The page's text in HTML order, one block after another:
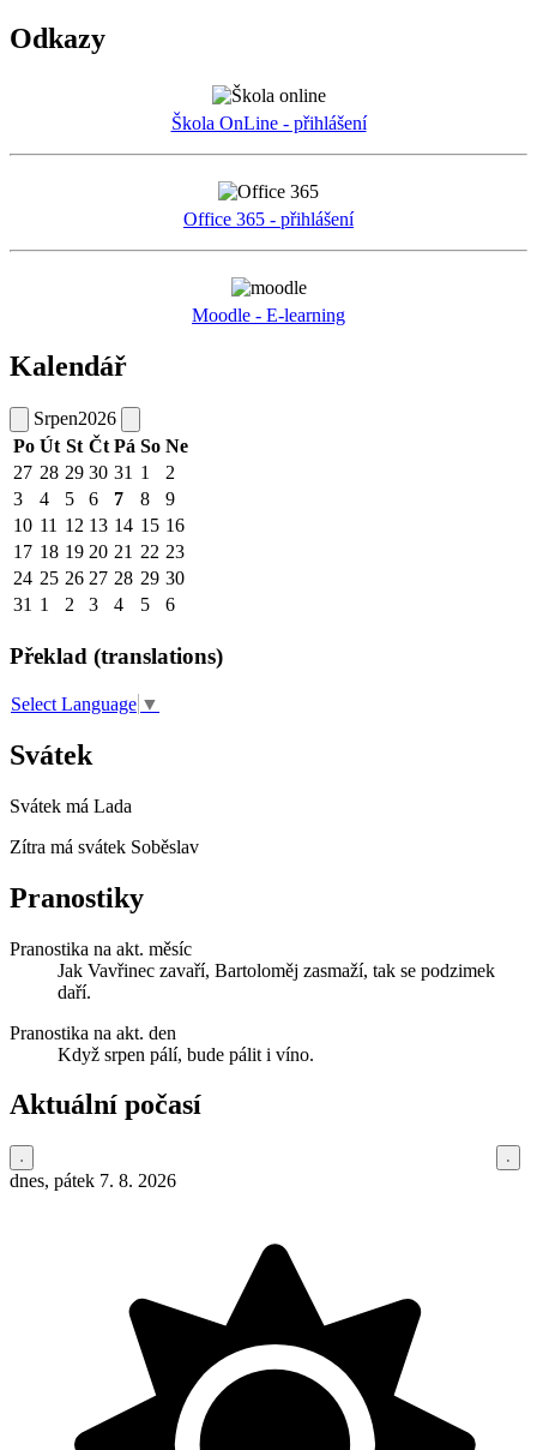
Odkazy
Škola OnLine - přihlášení
Office 365 - přihlášení
Moodle - E-learning
Kalendář
Srpen2026
Po Út St Čt Pá So Ne
27 28 29 30 31 1
2
3
4 5 6 7 8
9
10 11 12 13 14 15 16
17 18 19 20 21 22 23
24 25 26 27 28 29 30
31 1 2 3 4 5 6
Překlad (translations)
Select Language ▼
Svátek
Svátek má Lada
Zítra má svátek Soběslav
Pranostiky
Pranostika na akt. měsíc
Jak Vavřinec zavaří, Bartoloměj zasmaží, tak se podzimek
daří.
Pranostika na akt. den
Když srpen pálí, bude pálit i víno.
Aktuální počasí
dnes, pátek 7. 8. 2026